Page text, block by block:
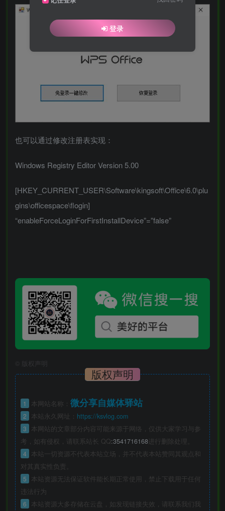
也可以通过修改注册表实现：
Windows Registry Editor Version 5.00
[HKEY_CURRENT_USER\Software\kingsoft\Office\6.0\plu
gins\officespace\flogin]
“enableForceLoginForFirstInstallDevice”=”false”
版权声明
版权声明
1 本网站名称： 微分享自媒体驿站
2 本站永久网址： https://ksvlog.com
3
本网站的文章部分内容可能来源于网络，仅供大家学习与参
考，如有侵权，请联系站长 QQ:3541716168进行删除处理。
4
本站一切资源不代表本站立场，并不代表本站赞同其观点和
对其真实性负责。
5
本站资源无法保证软件能长期正常使用，禁止下载用于任何
违法行为
6
本站资源大多存储在云盘，如发现链接失效，请联系我们我
登录